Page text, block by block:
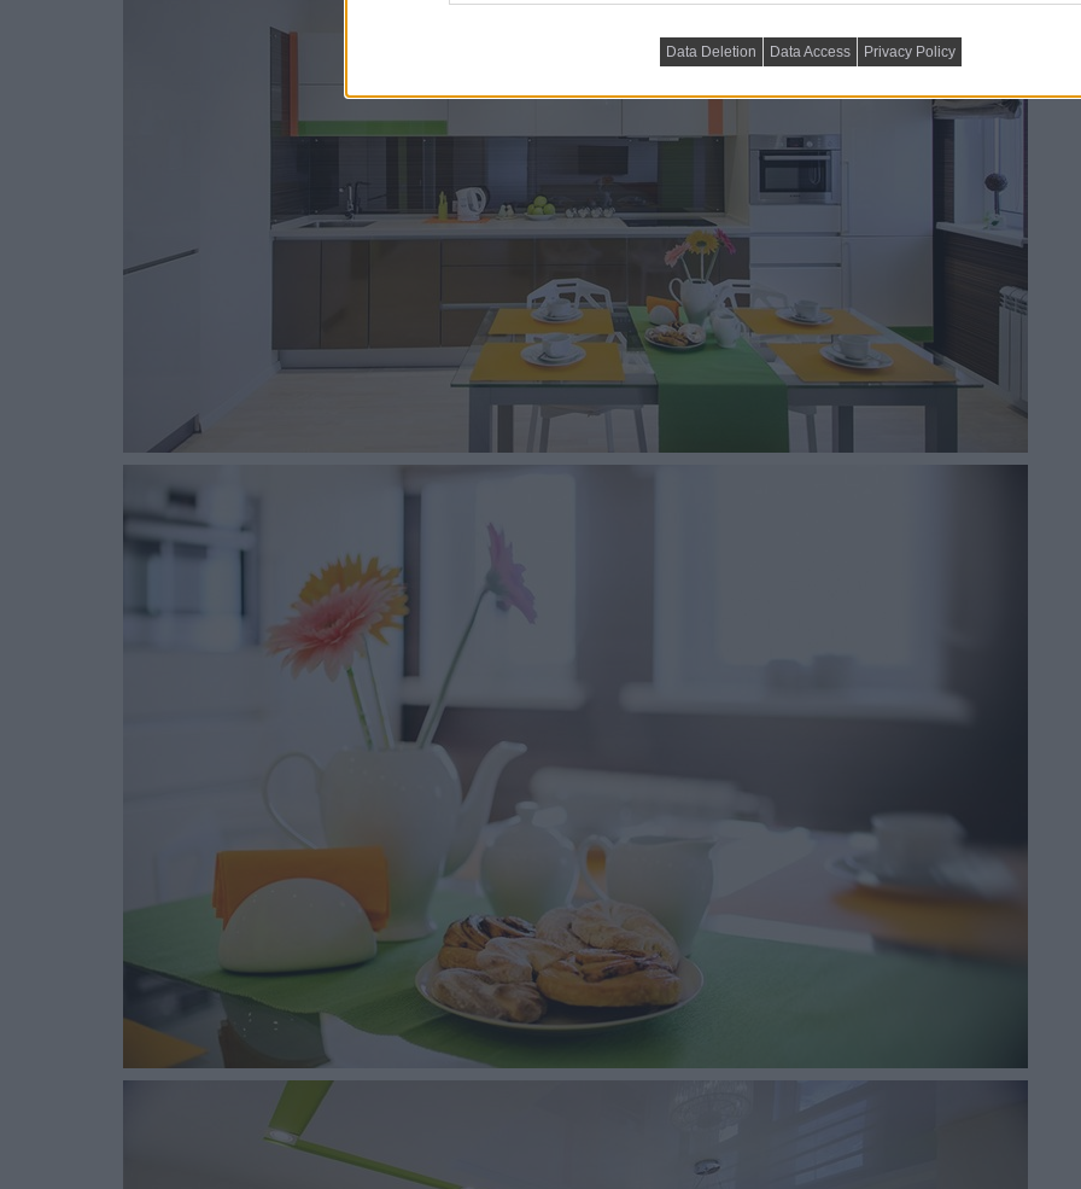
Data Deletion Data Access Privacy Policy